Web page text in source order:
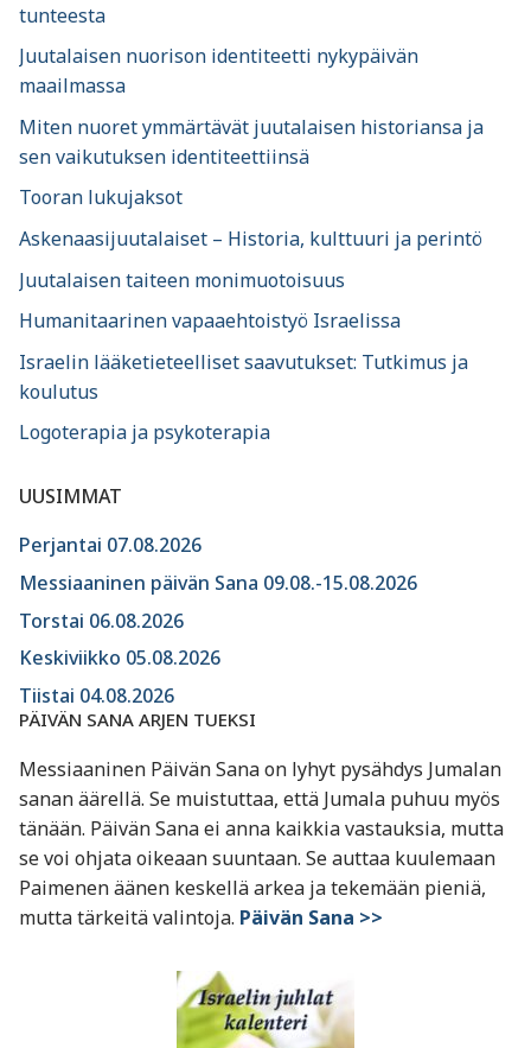
tunteesta
Juutalaisen nuorison identiteetti nykypäivän
maailmassa
Miten nuoret ymmärtävät juutalaisen historiansa ja
sen vaikutuksen identiteettiinsä
Tooran lukujaksot
Askenaasijuutalaiset – Historia, kulttuuri ja perintö
Juutalaisen taiteen monimuotoisuus
Humanitaarinen vapaaehtoistyö Israelissa
Israelin lääketieteelliset saavutukset: Tutkimus ja
koulutus
Logoterapia ja psykoterapia
UUSIMMAT
Perjantai 07.08.2026
Messiaaninen päivän Sana 09.08.-15.08.2026
Torstai 06.08.2026
Keskiviikko 05.08.2026
Tiistai 04.08.2026
PÄIVÄN SANA ARJEN TUEKSI
Messiaaninen Päivän Sana on lyhyt pysähdys Jumalan
sanan äärellä. Se muistuttaa, että Jumala puhuu myös
tänään. Päivän Sana ei anna kaikkia vastauksia, mutta
se voi ohjata oikeaan suuntaan. Se auttaa kuulemaan
Paimenen äänen keskellä arkea ja tekemään pieniä,
mutta tärkeitä valintoja. Päivän Sana >>